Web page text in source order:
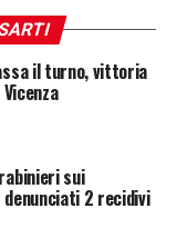
il turno, vittoria
sui
2 recidivi